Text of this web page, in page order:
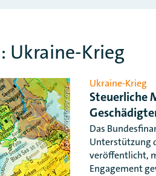
Ukraine-Krieg
Foto: AdobeStock/twixx
Ukraine-Krieg
Steuerliche
Das
Unterstützung
veröffentlicht,
Engagement